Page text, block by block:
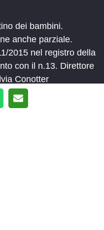
dei bambini.
anche parziale.
2015 nel registro della
con il n.13. Direttore
Conotter